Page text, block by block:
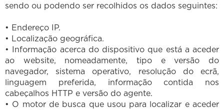
sendo ou podendo ser recolhidos os dados seguintes:
• Endereço IP.
• Localização geográfica.
• Informação acerca do dispositivo que está a aceder
ao website, nomeadamente, tipo e versão do
navegador, sistema operativo, resolução do ecrã,
linguagem preferida, informação contida nos
cabeçalhos HTTP e versão do agente.
• O motor de busca que usou para localizar e aceder